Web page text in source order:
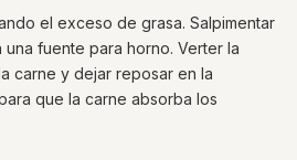
el exceso de grasa. Salpimentar
fuente para horno. Verter la
carne y dejar reposar en la
que la carne absorba los